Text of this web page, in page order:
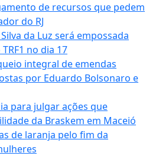
de recursos que pedem
do RJ
da Luz será empossada
no dia 17
integral de emendas
por Eduardo Bolsonaro e
para julgar ações que
da Braskem em Maceió
de laranja pelo fim da